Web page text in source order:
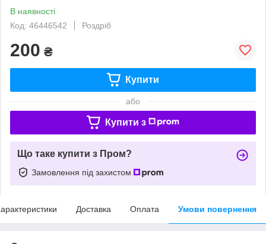
В наявності
Код: 46446542
Роздріб
200 ₴
Купити
або
Купити з
Що таке купити з Пром?
Замовлення під захистом
Доставка Оплата Умови повернення